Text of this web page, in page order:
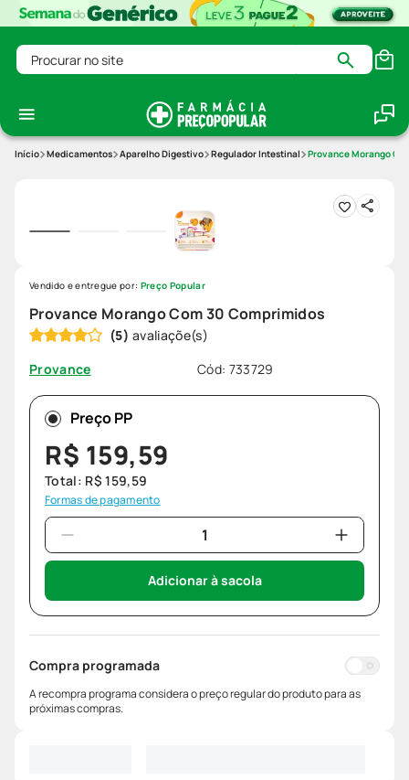
Procurar no site
Medicamentos Aparelho Digestivo Regulador Intestinal Provance Morango
Provance Morango Com 30 Comprimidos
(5)
Provance
Cód: 733729
Vendido e entregue por: Preço Popular
Preço PP
R$ 159,59
Total: R$ 159,59
Formas de pagamento
Adicionar à sacola
Compra programada
A recompra programa considera o preço regular do produto para as
próximas compras.